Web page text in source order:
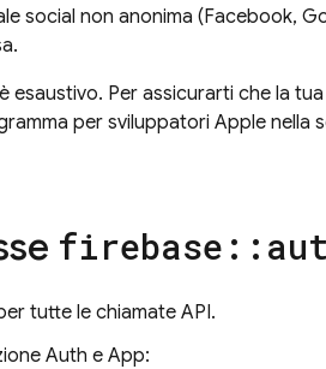
social non anonima (Facebook,
esaustivo. Per assicurarti che la
per sviluppatori Apple nella
firebase ::
tutte le chiamate API.
Auth e App: